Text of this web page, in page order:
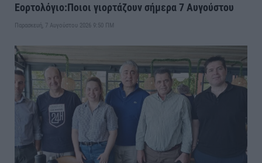
Εορτολόγιο:Ποιοι γιορτάζουν σήμερα 7 Αυγούστου
Παρασκευή, 7 Αυγούστου 2026 9:50 ΠΜ